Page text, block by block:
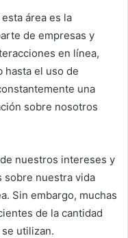
área es la
de empresas y
en línea,
hasta el uso de
una
sobre nosotros
nuestros intereses y
sobre nuestra vida
Sin embargo, muchas
de la cantidad
utilizan.